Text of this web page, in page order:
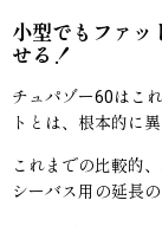
小型でもファッ
せる！
チュパゾー60はこ
トとは、根本的に
これまでの比較的
シーバス用の延長